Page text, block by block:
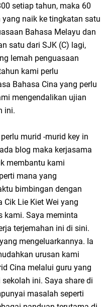
setiap tahun, maka 60
naik ke tingkatan satu
Bahasa Melayu dan
satu dari SJK (C) lagi,
lemah penguasaan
kami perlu
Bahasa Cina yang perlu
mengendalikan ujian
ini.
murid -murid key in
blog maka kerjasama
membantu kami
mana yang
bimbingan dengan
Cik Lie Kiet Wei yang
kami. Saya meminta
terjemahan ini di sini.
mengeluarkannya. Ia
urusan kami
Cina melalui guru yang
ini. Saya share di
masalah seperti